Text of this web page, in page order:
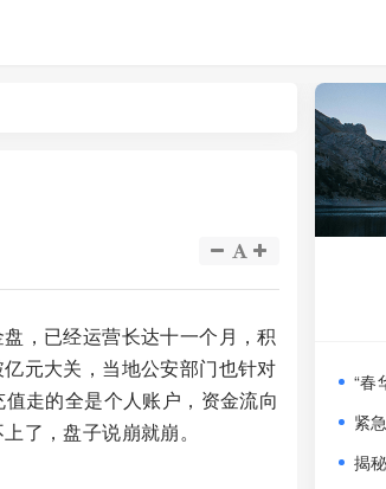
，已经运营长达十一个月，积
元大关，当地公安部门也针对
走的全是个人账户，资金流向
了，盘子说崩就崩。